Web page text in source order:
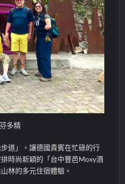
多精
道」，讓德國貴賓在忙碌的行
時尚新穎的「台中豐邑Moxy酒
林的多元住宿體驗。